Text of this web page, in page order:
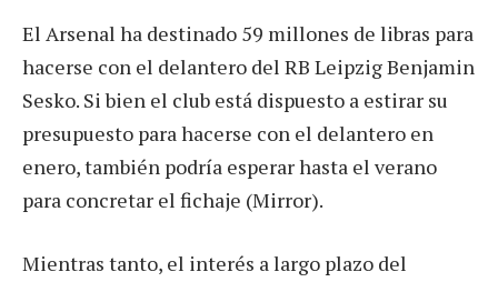
El Arsenal ha destinado 59 millones de libras para
hacerse con el delantero del RB Leipzig Benjamin
Sesko. Si bien el club está dispuesto a estirar su
presupuesto para hacerse con el delantero en
enero, también podría esperar hasta el verano
para concretar el fichaje (Mirror).
Mientras tanto, el interés a largo plazo del